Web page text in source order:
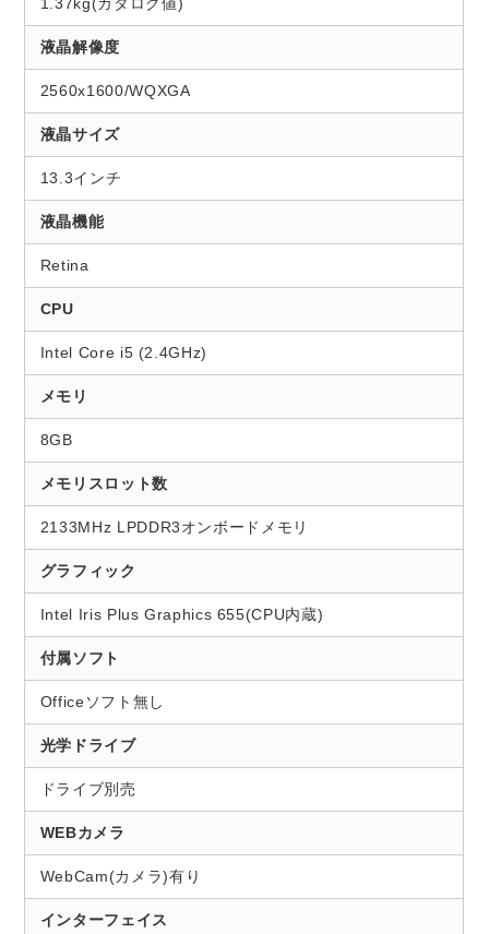
1.37kg(カタログ値)
液晶解像度
2560x1600/WQXGA
液晶サイズ
13.3インチ
液晶機能
Retina
CPU
Intel Core i5 (2.4GHz)
メモリ
8GB
メモリスロット数
2133MHz LPDDR3オンボードメモリ
グラフィック
Intel Iris Plus Graphics 655(CPU内蔵)
付属ソフト
Officeソフト無し
光学ドライブ
ドライブ別売
WEBカメラ
WebCam(カメラ)有り
インターフェイス